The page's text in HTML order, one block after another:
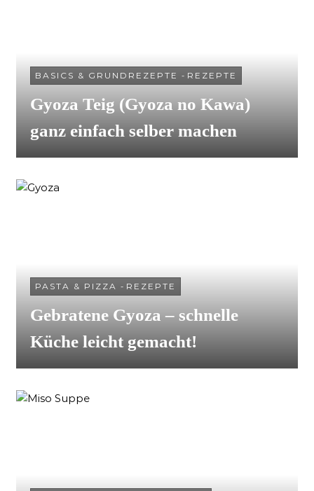
BASICS & GRUNDREZEPTE - REZEPTE
Gyoza Teig (Gyoza no Kawa)
ganz einfach selber machen
PASTA & PIZZA - REZEPTE
Gebratene Gyoza – schnelle
Küche leicht gemacht!